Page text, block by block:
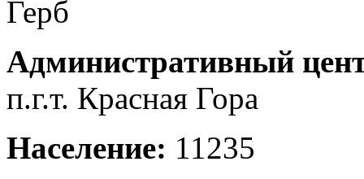
Административный
п.г.т. Красная Гора
Население: 11235